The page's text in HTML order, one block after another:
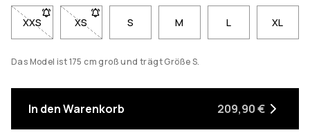
XXS- Größe XXS nicht verfügbar. Klicke, um benachrichtigt zu
XS- Größe XS nicht verfügbar. Klicke, um
S M L XL
Das Model ist 175 cm groß und trägt Größe S.
In den Warenkorb 209,90 €